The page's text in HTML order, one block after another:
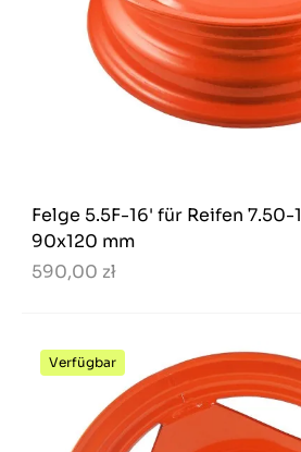
Felge 5.5F-16' für Reifen 7.50-
90x120 mm
590,00 zł
Verfügbar